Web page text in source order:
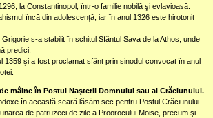
la Constantinopol, într-o familie nobilă şi evlavioasă.
încă din adolescenţă, iar în anul 1326 este hirotonit
Grigorie s-a stabilit în schitul Sfântul Sava de la Athos, unde
predici.
1359 şi a fost proclamat sfânt prin sinodul convocat în anul
mâine în Postul Naşterii Domnului sau al Crăciunului.
în această seară lăsăm sec pentru Postul Crăciunului.
de patruzeci de zile a Proorocului Moise, precum şi